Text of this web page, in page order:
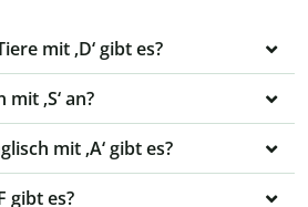
mit ‚D‘ gibt es?
‚S‘ an?
mit ‚A‘ gibt es?
gibt es?